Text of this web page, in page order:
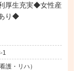
厚生充実◆女性産
り◆
1
護・リハ）